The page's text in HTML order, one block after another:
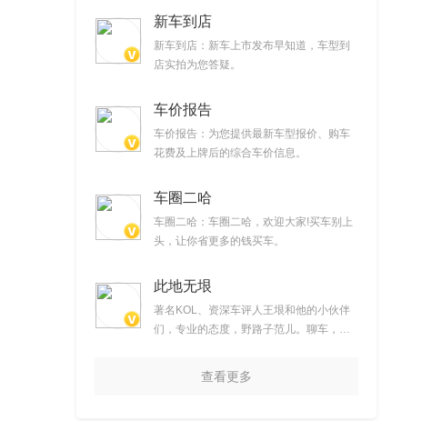
新车到店
新车到店：新车上市发布早知道，车型到
店实拍为您答疑。
车价报告
车价报告：为您提供最新车型报价、购车
花费及上牌后的综合车价信息。
车圈二哈
车圈二哈：车圈二哈，欢迎大家!买车别上
头，让你省更多的钱买车。
此地无垠
著名KOL、资深车评人王垠和他的小伙伴
们，专业的态度，野路子范儿。聊车，但
查看更多